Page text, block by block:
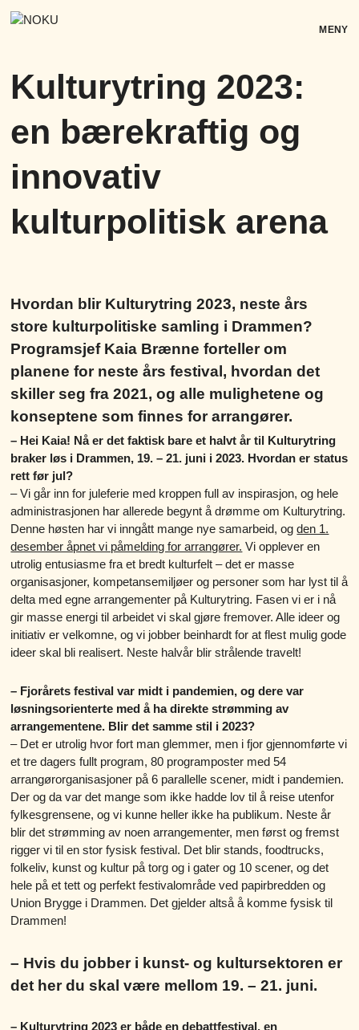
MENY
Kulturytring 2023:
en bærekraftig og
innovativ
kulturpolitisk arena
Hvordan blir Kulturytring 2023, neste års
store kulturpolitiske samling i Drammen?
Programsjef Kaia Brænne forteller om
planene for neste års festival, hvordan det
skiller seg fra 2021, og alle mulighetene og
konseptene som finnes for arrangører.
– Hei Kaia! Nå er det faktisk bare et halvt år til Kulturytring
braker løs i Drammen, 19. – 21. juni i 2023. Hvordan er status
rett før jul?
– Vi går inn for juleferie med kroppen full av inspirasjon, og hele
administrasjonen har allerede begynt å drømme om Kulturytring.
Denne høsten har vi inngått mange nye samarbeid, ogden 1.
desember åpnet vi påmelding for arrangører. Vi opplever en
utrolig entusiasme fra et bredt kulturfelt – det er masse
organisasjoner, kompetansemiljøer og personer som har lyst til å
delta med egne arrangementer på Kulturytring. Fasen vi er i nå
gir masse energi til arbeidet vi skal gjøre fremover. Alle ideer og
initiativ er velkomne, og vi jobber beinhardt for at flest mulig gode
ideer skal bli realisert. Neste halvår blir strålende travelt!
– Fjorårets festival var midt i pandemien, og dere var
løsningsorienterte med å ha direkte strømming av
arrangementene. Blir det samme stil i 2023?
– Det er utrolig hvor fort man glemmer, men i fjor gjennomførte vi
et tre dagers fullt program, 80 programposter med 54
arrangørorganisasjoner på 6 parallelle scener, midt i pandemien.
Der og da var det mange som ikke hadde lov til å reise utenfor
fylkesgrensene, og vi kunne heller ikke ha publikum. Neste år
blir det strømming av noen arrangementer, men først og fremst
rigger vi til en stor fysisk festival. Det blir stands, foodtrucks,
folkeliv, kunst og kultur på torg og i gater og 10 scener, og det
hele på et tett og perfekt festivalområde ved papirbredden og
Union Brygge i Drammen. Det gjelder altså å komme fysisk til
Drammen!
– Hvis du jobber i kunst- og kultursektoren er
det her du skal være mellom 19. – 21. juni.
– Kulturytring 2023 er både en debattfestival, en